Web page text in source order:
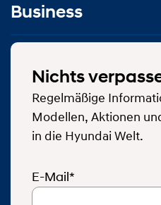
Business
Nichts
Regelmäßige
Modellen, Aktionen
in die Hyundai Welt.
E-Mail*